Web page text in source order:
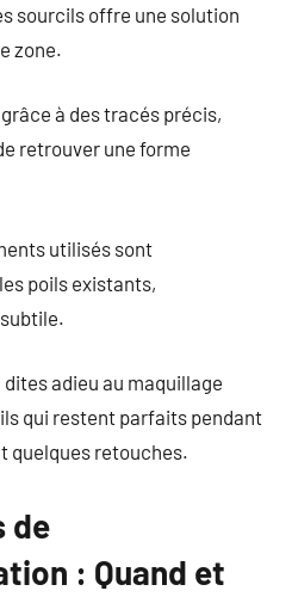
sourcils offre une solution
zone.
à des tracés précis,
retrouver une forme
utilisés sont
poils existants,
adieu au maquillage
qui restent parfaits pendant
quelques retouches.
de
: Quand et